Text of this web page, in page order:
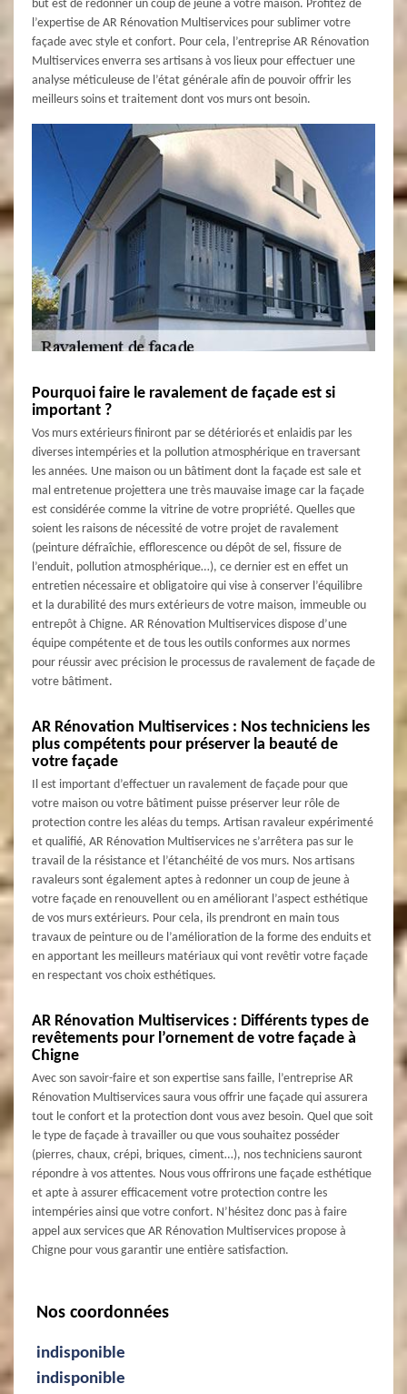
but est de redonner un coup de jeune à votre maison. Profitez de
l’expertise de AR Rénovation Multiservices pour sublimer votre
façade avec style et confort. Pour cela, l’entreprise AR Rénovation
Multiservices enverra ses artisans à vos lieux pour effectuer une
analyse méticuleuse de l’état générale afin de pouvoir offrir les
meilleurs soins et traitement dont vos murs ont besoin.
Pourquoi faire le ravalement de façade est si
important ?
Vos murs extérieurs finiront par se détériorés et enlaidis par les
diverses intempéries et la pollution atmosphérique en traversant
les années. Une maison ou un bâtiment dont la façade est sale et
mal entretenue projettera une très mauvaise image car la façade
est considérée comme la vitrine de votre propriété. Quelles que
soient les raisons de nécessité de votre projet de ravalement
(peinture défraîchie, efflorescence ou dépôt de sel, fissure de
l’enduit, pollution atmosphérique…), ce dernier est en effet un
entretien nécessaire et obligatoire qui vise à conserver l’équilibre
et la durabilité des murs extérieurs de votre maison, immeuble ou
entrepôt à Chigne. AR Rénovation Multiservices dispose d’une
équipe compétente et de tous les outils conformes aux normes
pour réussir avec précision le processus de ravalement de façade de
votre bâtiment.
AR Rénovation Multiservices : Nos techniciens les
plus compétents pour préserver la beauté de
votre façade
Il est important d’effectuer un ravalement de façade pour que
votre maison ou votre bâtiment puisse préserver leur rôle de
protection contre les aléas du temps. Artisan ravaleur expérimenté
et qualifié, AR Rénovation Multiservices ne s’arrêtera pas sur le
travail de la résistance et l’étanchéité de vos murs. Nos artisans
ravaleurs sont également aptes à redonner un coup de jeune à
votre façade en renouvellent ou en améliorant l’aspect esthétique
de vos murs extérieurs. Pour cela, ils prendront en main tous
travaux de peinture ou de l’amélioration de la forme des enduits et
en apportant les meilleurs matériaux qui vont revêtir votre façade
en respectant vos choix esthétiques.
AR Rénovation Multiservices : Différents types de
revêtements pour l’ornement de votre façade à
Chigne
Avec son savoir-faire et son expertise sans faille, l’entreprise AR
Rénovation Multiservices saura vous offrir une façade qui assurera
tout le confort et la protection dont vous avez besoin. Quel que soit
le type de façade à travailler ou que vous souhaitez posséder
(pierres, chaux, crépi, briques, ciment…), nos techniciens sauront
répondre à vos attentes. Nous vous offrirons une façade esthétique
et apte à assurer efficacement votre protection contre les
intempéries ainsi que votre confort. N’hésitez donc pas à faire
appel aux services que AR Rénovation Multiservices propose à
Chigne pour vous garantir une entière satisfaction.
Nos coordonnées
indisponible
indisponible